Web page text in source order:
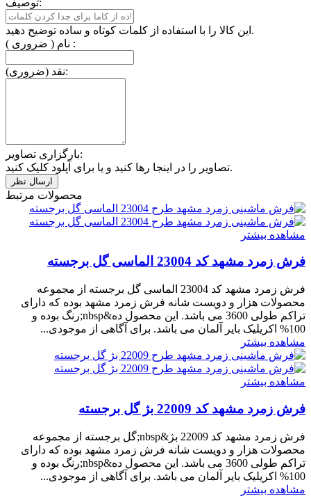
این کالا را با استفاده از کلمات کوتاه و ساده توضیح دهید.
نام ( ضروری ) :
نقد (ضروری):
بارگزاری تصاویر:
تصاویر را در اینجا رها کنید و یا برای آپلود کلیک کنید.
محصولات مرتبط
مشاهده بیشتر
فرش زمرد مشهد کد 23004 الماسی گل برجسته
فرش زمرد مشهد کد 23004 الماسی گل برجسته از مجموعه
محصولات هزار و دویست شانه فرش زمرد مشهد بوده که دارای
تراکم طولی 3600 می باشد. این محصول ده&nbsp;رنگ بوده و
100% اکریلیک بایر آلمان می باشد. برای آگاهی از موجودی...
مشاهده بیشتر
مشاهده بیشتر
فرش زمرد مشهد کد 22009 بژ گل برجسته
فرش زمرد مشهد کد 22009 بژ&nbsp;گل برجسته از مجموعه
محصولات هزار و دویست شانه فرش زمرد مشهد بوده که دارای
تراکم طولی 3600 می باشد. این محصول ده&nbsp;رنگ بوده و
100% اکریلیک بایر آلمان می باشد. برای آگاهی از موجودی...
مشاهده بیشتر